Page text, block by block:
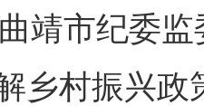
靖市纪委
乡村振兴政